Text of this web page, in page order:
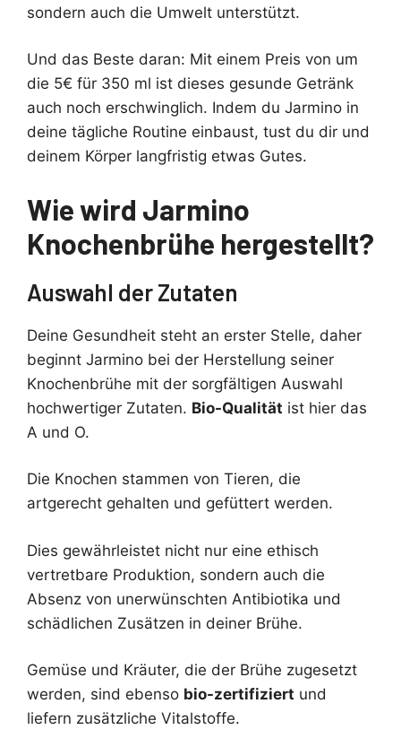
sondern auch die Umwelt unterstützt.
Und das Beste daran: Mit einem Preis von um
die 5€ für 350 ml ist dieses gesunde Getränk
auch noch erschwinglich. Indem du Jarmino in
deine tägliche Routine einbaust, tust du dir und
deinem Körper langfristig etwas Gutes.
Wie wird Jarmino
Knochenbrühe hergestellt?
Auswahl der Zutaten
Deine Gesundheit steht an erster Stelle, daher
beginnt Jarmino bei der Herstellung seiner
Knochenbrühe mit der sorgfältigen Auswahl
hochwertiger Zutaten. Bio-Qualität ist hier das
A und O.
Die Knochen stammen von Tieren, die
artgerecht gehalten und gefüttert werden.
Dies gewährleistet nicht nur eine ethisch
vertretbare Produktion, sondern auch die
Absenz von unerwünschten Antibiotika und
schädlichen Zusätzen in deiner Brühe.
Gemüse und Kräuter, die der Brühe zugesetzt
werden, sind ebenso bio-zertifiziert und
liefern zusätzliche Vitalstoffe.